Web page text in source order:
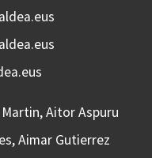
Aitor Aspuru
Aimar Gutierrez